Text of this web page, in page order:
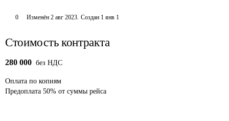
0 Изменён 2 авг 2023. Создан 1 янв 1
Стоимость контракта
280 000 без НДС
Оплата по копиям
Предоплата 50% от суммы рейса